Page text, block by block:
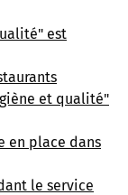
est
et qualité"
en place dans
le service